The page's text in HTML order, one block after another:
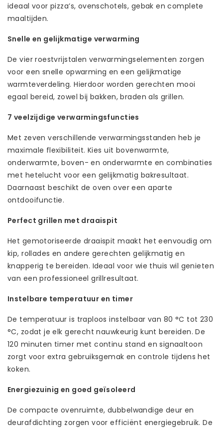
ideaal voor pizza’s, ovenschotels, gebak en complete
maaltijden.
Snelle en gelijkmatige verwarming
De vier roestvrijstalen verwarmingselementen zorgen
voor een snelle opwarming en een gelijkmatige
warmteverdeling. Hierdoor worden gerechten mooi
egaal bereid, zowel bij bakken, braden als grillen.
7 veelzijdige verwarmingsfuncties
Met zeven verschillende verwarmingsstanden heb je
maximale flexibiliteit. Kies uit bovenwarmte,
onderwarmte, boven- en onderwarmte en combinaties
met hetelucht voor een gelijkmatig bakresultaat.
Daarnaast beschikt de oven over een aparte
ontdooifunctie.
Perfect grillen met draaispit
Het gemotoriseerde draaispit maakt het eenvoudig om
kip, rollades en andere gerechten gelijkmatig en
knapperig te bereiden. Ideaal voor wie thuis wil genieten
van een professioneel grillresultaat.
Instelbare temperatuur en timer
De temperatuur is traploos instelbaar van 80 °C tot 230
°C, zodat je elk gerecht nauwkeurig kunt bereiden. De
120 minuten timer met continu stand en signaaltoon
zorgt voor extra gebruiksgemak en controle tijdens het
koken.
Energiezuinig en goed geïsoleerd
De compacte ovenruimte, dubbelwandige deur en
deurafdichting zorgen voor efficiënt energiegebruik. De